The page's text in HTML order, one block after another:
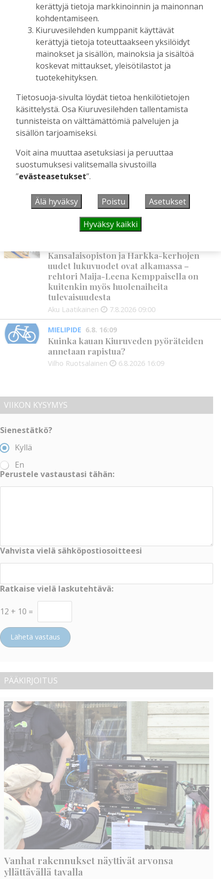
Heidi Huhtilainen 30.6.2026 11:44
UUSIMMAT
MIELIPIDE 7.8. 12:26
Terveisiä eduskuntaan
Vilho Ruotsalainen 7.8.2026 12:26
Kiuruvedelle ja Iisalmeen
ostopalvelulääkäri – tarkoituksena on
helpottaa kaupunkien lääkäripulaa
Aku Laatikainen 7.8.2026 12:00
GOLF 7.8. 11:33
tukea Kiuruveden nuorille – palkittavat
julkaistaan loppuvuodesta
Aku Laatikainen 7.8.2026
Kansalaisopiston ja Harkka-kerhojen
uudet lukuvuodet ovat alkamassa –
rehtori Maija-Leena Kemppaisella on
kuitenkin myös huolenaiheita
tulevaisuudesta
Aku Laatikainen 7.8.2026 09:00
MIELIPIDE 6.8. 16:09
Kuinka kauan Kiuruveden pyöräteiden
annetaan rapistua?
Vilho Ruotsalainen 6.8.2026 16:09
VIIKON KYSYMYS
Sienestätkö?
Kyllä
En
Perustele vastaustasi tähän:
Vahvista vielä sähköpostiosoitteesi
Ratkaise vielä laskutehtävä:
12 + 10 =
Lähetä vastaus
PÄÄKIRJOITUS
Vanhat rakennukset näyttivät arvonsa
yllättävällä tavalla
kerättyjä tietoja markkinoinnin ja mainonnan
kohdentamiseen.
Kiuruvesilehden kumppanit käyttävät
kerättyjä tietoja toteuttaakseen yksilöidyt
mainokset ja sisällön, mainoksia ja sisältöä
koskevat mittaukset, yleisötilastot ja
tuotekehityksen.
Tietosuoja-sivulta löydät tietoa henkilötietojen
käsittelystä. Osa Kiuruvesilehden tallentamista
tunnisteista on välttämättömiä palvelujen ja
sisällön tarjoamiseksi.
Voit aina muuttaa asetuksiasi ja peruuttaa
suostumuksesi valitsemalla sivustoilla
”evästeasetukset”.
Älä hyväksy Poistu Asetukset
Hyväksy kaikki